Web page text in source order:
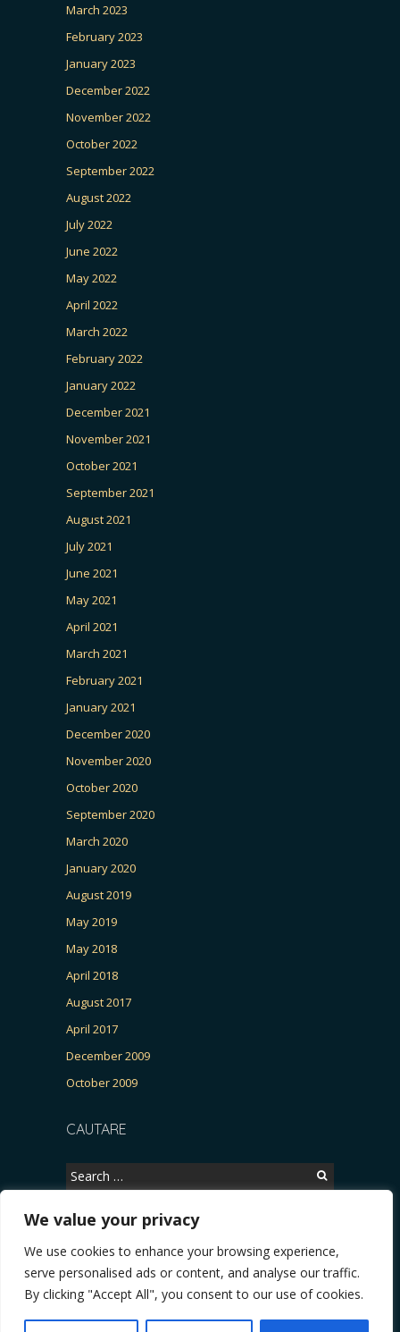
We value your privacy
We use cookies to enhance your browsing experience,
serve personalised ads or content, and analyse our traffic.
By clicking "Accept All", you consent to our use of cookies.
March 2023
February 2023
January 2023
December 2022
November 2022
October 2022
September 2022
August 2022
July 2022
June 2022
May 2022
April 2022
March 2022
February 2022
January 2022
December 2021
November 2021
October 2021
September 2021
August 2021
July 2021
June 2021
May 2021
April 2021
March 2021
February 2021
January 2021
December 2020
November 2020
October 2020
September 2020
March 2020
January 2020
August 2019
May 2019
May 2018
April 2018
August 2017
April 2017
December 2009
October 2009
CAUTARE
Search
for:
Copyright © 2026, CERTITUDINEA.
parlamentarele și presa
* VIDEO. Viata lui Eminescu (Necenzurat). Episodul